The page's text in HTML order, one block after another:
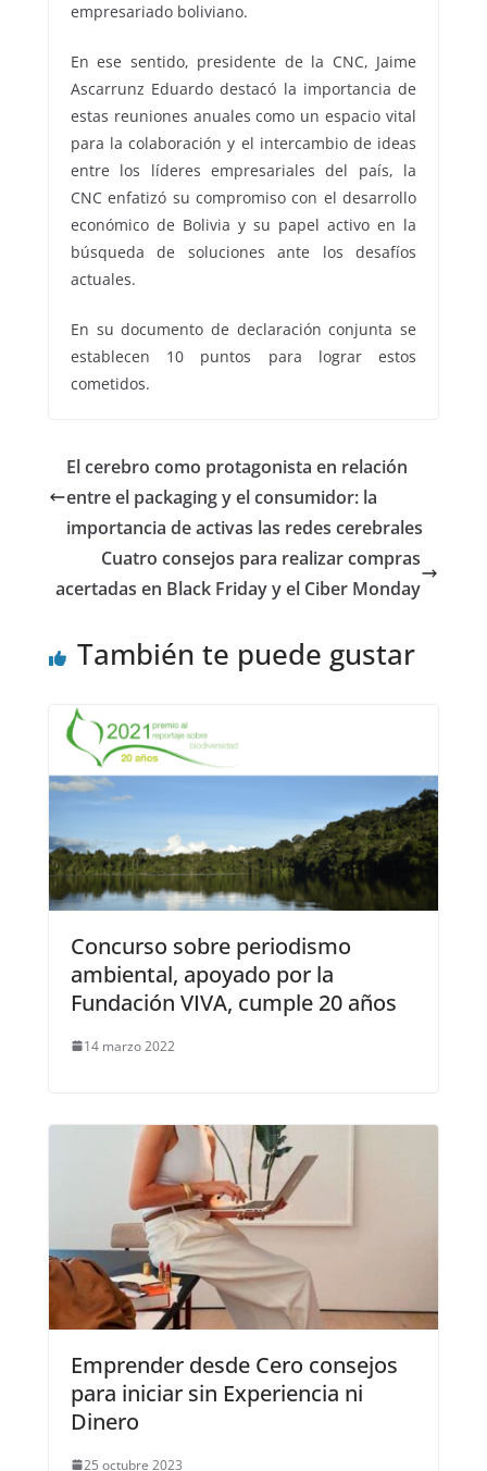
empresariado boliviano.
En ese sentido, presidente de la CNC, Jaime
Ascarrunz Eduardo destacó la importancia de
estas reuniones anuales como un espacio vital
para la colaboración y el intercambio de ideas
entre los líderes empresariales del país, la
CNC enfatizó su compromiso con el desarrollo
económico de Bolivia y su papel activo en la
búsqueda de soluciones ante los desafíos
actuales.
En su documento de declaración conjunta se
establecen 10 puntos para lograr estos
cometidos.
El cerebro como protagonista en relación
entre el packaging y el consumidor: la
importancia de activas las redes cerebrales
Cuatro consejos para realizar compras
acertadas en Black Friday y el Ciber Monday
También te puede gustar
Concurso sobre periodismo
ambiental, apoyado por la
Fundación VIVA, cumple 20 años
14 marzo 2022
Emprender desde Cero consejos
para iniciar sin Experiencia ni
Dinero
25 octubre 2023